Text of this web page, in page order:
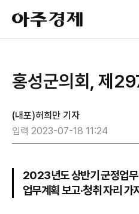
아
주
경
홍성군의회, 제
(내포)허희만 기자
입력 2023-07-18 11:24
2023년도 상반기 군정업무
업무계획 보고·청취 자리 가